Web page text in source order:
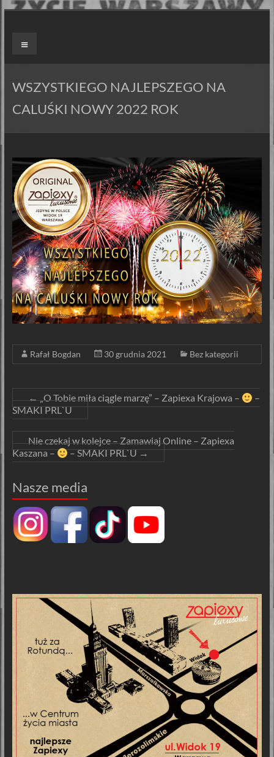
Skip
ZAPIEXY
–
SMAK
PRL`U
ORYGINALNE!
Są
Zapiekanki
i
Zapiexy.
Menu
WSZYSTKIEGO NAJLEPSZEGO NA
CALUŚKI NOWY 2022 ROK
Rafał Bogdan 30 grudnia 2021 Bez kategorii
←„O Tobie miła ciągle marzę” – Zapiexa Krajowa –
–
SMAKI PRL`U
Nie czekaj w kolejce – Zamawiaj Online – Zapiexa
Kaszana –
– SMAKI PRL`U→
Nasze media